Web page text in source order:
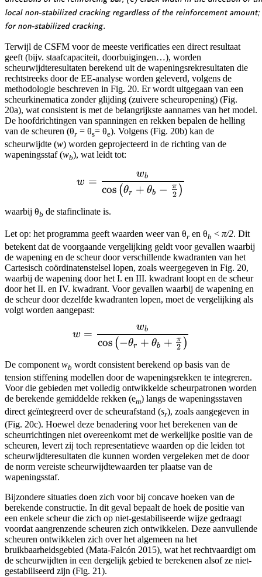
calculation: (a) considered crack
kinematics; (b) projection of
principal}}}
of the reinforcing bar; (c) crack width
in the direction of the reinforcing bar
with}}}
\textsf{\textit{\footnotesize{local non-
stabilized cracking regardless of the
in the direction of the reinforcing
bar}}}
local non-stabilized cracking regardless of the reinforcement
\textsf{\textit{\footnotesize{for
for non-stabilized cracking.
Terwijl de CSFM voor de meeste verificaties een direct resultaat
geeft (bijv. staafcapaciteit, doorbuigingen…), worden
scheurwijdteresultaten berekend uit de wapeningsrekresultaten die
rechtstreeks door de EE-analyse worden geleverd, volgens de
methodologie beschreven in Fig. 20. Er wordt uitgegaan van een
scheurkinematica zonder glijding (zuivere scheuropening) (Fig.
20a), wat consistent is met de belangrijkste aannames van het model.
De hoofdrichtingen van spanningen en rekken bepalen de helling
van de scheuren (θr = θs= θe). Volgens (Fig. 20b) kan de
scheurwijdte (w) worden geprojecteerd in de richting van de
wapeningsstaf (wb), wat leidt tot:
w =
w =
cos (θr + θb − 2
π )
wb
waarbij θb de stafinclinate is.
Let op: het programma geeft waarden weer van θr en θb < π/2. Dit
betekent dat de voorgaande vergelijking geldt voor gevallen waarbij
de wapening en de scheur door verschillende kwadranten van het
Cartesisch coördinatenstelsel lopen, zoals weergegeven in Fig. 20,
waarbij de wapening door het I. en III. kwadrant loopt en de scheur
door het II. en IV. kwadrant. Voor gevallen waarbij de wapening en
de scheur door dezelfde kwadranten lopen, moet de vergelijking als
volgt worden aangepast:
w =
w =
cos (−θr + θb + 2
π )
wb
De component wb wordt consistent berekend op basis van de
tension stiffening modellen door de wapeningsrekken te integreren.
Voor die gebieden met volledig ontwikkelde scheurpatronen worden
de berekende gemiddelde rekken (em) langs de wapeningsstaven
direct geïntegreerd over de scheurafstand (sr), zoals aangegeven in
(Fig. 20c). Hoewel deze benadering voor het berekenen van de
scheurrichtingen niet overeenkomt met de werkelijke positie van de
scheuren, levert zij toch representatieve waarden op die leiden tot
scheurwijdteresultaten die kunnen worden vergeleken met de door
de norm vereiste scheurwijdtewaarden ter plaatse van de
wapeningsstaf.
Bijzondere situaties doen zich voor bij concave hoeken van de
berekende constructie. In dit geval bepaalt de hoek de positie van
een enkele scheur die zich op niet-gestabiliseerde wijze gedraagt
voordat aangrenzende scheuren zich ontwikkelen. Deze aanvullende
scheuren ontwikkelen zich over het algemeen na het
bruikbaarheidsgebied (Mata-Falcón 2015), wat het rechtvaardigt om
de scheurwijdten in een dergelijk gebied te berekenen alsof ze niet-
gestabiliseerd zijn (Fig. 21).